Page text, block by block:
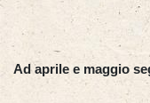
Ad aprile e maggio